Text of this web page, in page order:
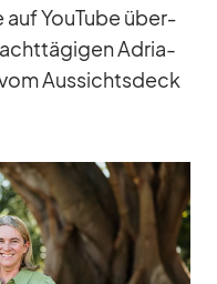
auf You­Tube über­
Adria-
Aus­sichts­deck